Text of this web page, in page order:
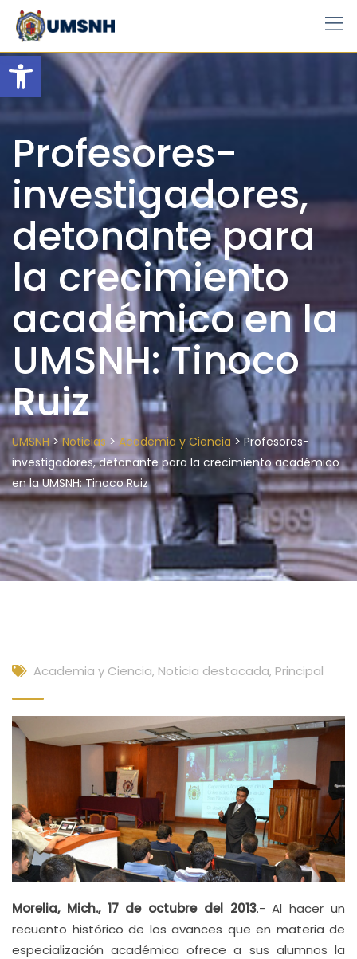
Open toolbar
Skip
content
Profesores-
investigadores,
detonante para
la crecimiento
académico en la
UMSNH: Tinoco
Ruiz
UMSNH> Noticias > Academia y Ciencia >Profesores-
investigadores, detonante para la crecimiento académico
en la UMSNH: Tinoco Ruiz
Academia y Ciencia, Noticia destacada, Principal
Morelia, Mich., 17 de octubre del 2013.- Al hacer un
recuento histórico de los avances que en materia de
especialización académica ofrece a sus alumnos la